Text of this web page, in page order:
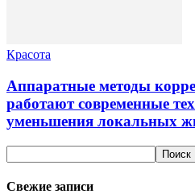
Красота
Аппаратные методы
работают современные
уменьшения локальных
Свежие записи